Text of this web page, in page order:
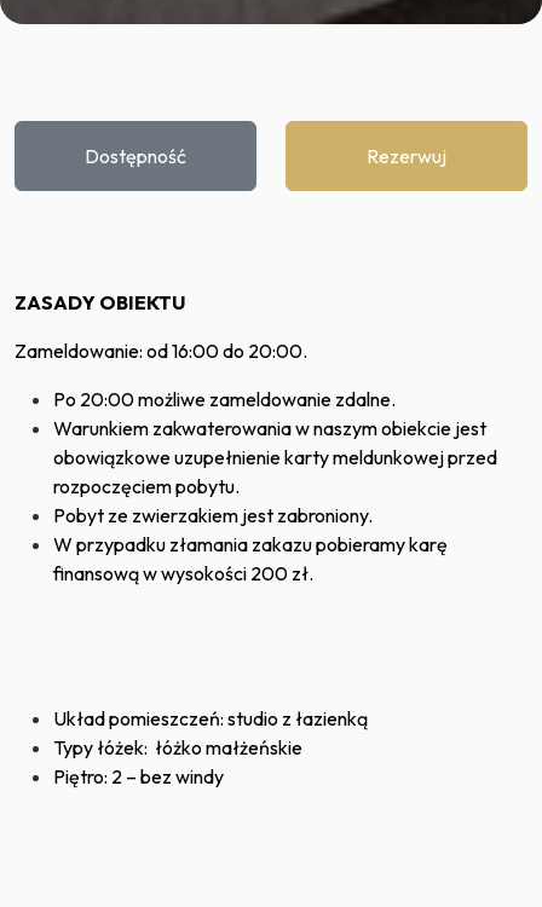
Dostępność Rezerwuj
ZASADY OBIEKTU
Zameldowanie: od 16:00 do 20:00.
Po 20:00 możliwe zameldowanie zdalne.
Warunkiem zakwaterowania w naszym obiekcie jest
obowiązkowe uzupełnienie karty meldunkowej przed
rozpoczęciem pobytu.
Pobyt ze zwierzakiem jest zabroniony.
W przypadku złamania zakazu pobieramy karę
finansową w wysokości 200 zł.
Układ pomieszczeń: studio z łazienką
Typy łóżek: łóżko małżeńskie
Piętro: 2 – bez windy